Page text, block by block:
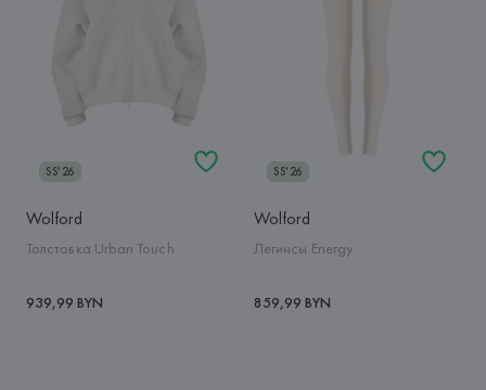
SS'26
Wolford
Толстовка Urban Touch
939,99 BYN
SS'26
Wolford
Легинсы Energy
859,99 BYN